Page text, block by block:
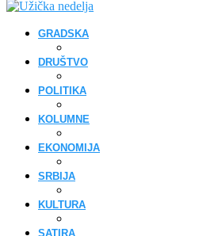
GRADSKA
DRUŠTVO
POLITIKA
KOLUMNE
EKONOMIJA
SRBIJA
KULTURA
SATIRA